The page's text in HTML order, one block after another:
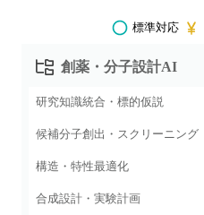
標準対応
創薬・分子設計AI
研究知識統合・標的仮説
候補分子創出・スクリーニング
構造・特性最適化
合成設計・実験計画